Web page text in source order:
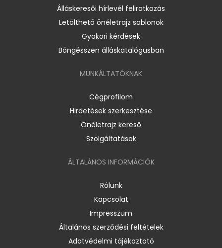
Álláskeresői hírlevél feliratkozás
Letölthető önéletrajz sablonok
Gyakori kérdések
Böngésszen álláskatalógusban
MUNKÁLTATÓKNAK
Cégprofilom
Hirdetések szerkesztése
Önéletrajz kereső
Szolgáltatások
ÁLTALÁNOS INFORMÁCIÓK
Rólunk
Kapcsolat
Impresszum
Általános szerződési feltételek
Adatvédelmi tájékoztató